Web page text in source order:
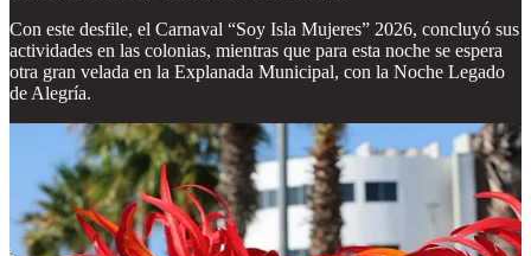
Con este desfile, el Carnaval “Soy Isla Mujeres” 2026, concluyó sus
actividades en las colonias, mientras que para esta noche se espera
otra gran velada en la Explanada Municipal, con la Noche Legado
de Alegría.